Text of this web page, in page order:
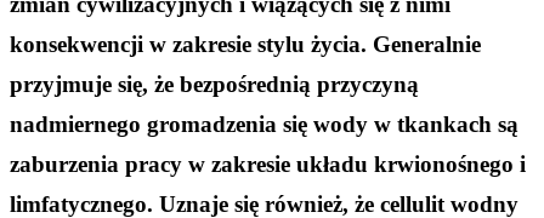
konsekwencji w zakresie stylu życia. Generalnie
przyjmuje się, że bezpośrednią przyczyną
nadmiernego gromadzenia się wody w tkankach są
zaburzenia pracy w zakresie układu krwionośnego i
limfatycznego. Uznaje się również, że cellulit wodny